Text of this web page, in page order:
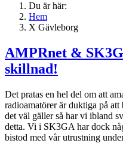
Du är här:
Hem
X Gävleborg
AMPRnet &
skillnad!
Det pratas en hel del om att
radioamatörer är duktiga på
det väl gäller så har vi ibland
detta. Vi i SK3GA har dock
bistod med vår utrustning